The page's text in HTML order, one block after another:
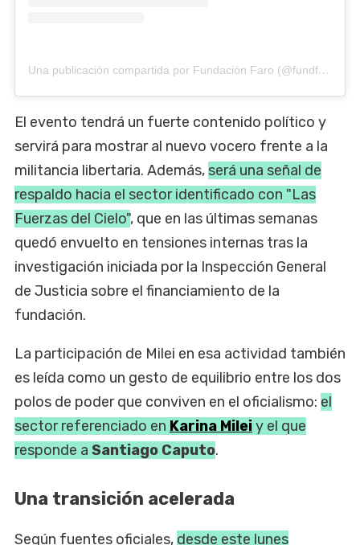
Una publicación compartida por Fundación Faro (@fundfaro)
El evento tendrá un fuerte contenido político y
servirá para mostrar al nuevo vocero frente a la
militancia libertaria. Además, será una señal de
respaldo hacia el sector identificado con "Las
Fuerzas del Cielo", que en las últimas semanas
quedó envuelto en tensiones internas tras la
investigación iniciada por la Inspección General
de Justicia sobre el financiamiento de la
fundación.
La participación de Milei en esa actividad también
es leída como un gesto de equilibrio entre los dos
polos de poder que conviven en el oficialismo: el
sector referenciado en Karina Mileiy el que
responde a Santiago Caputo.
Una transición acelerada
Según fuentes oficiales, desde este lunes